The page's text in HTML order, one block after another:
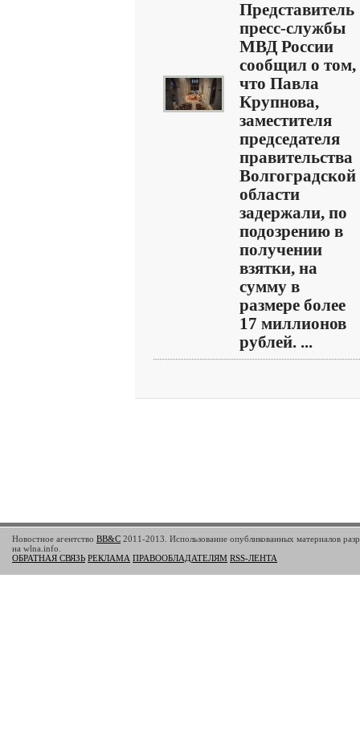
Представитель
пресс-службы
МВД России
сообщил о том,
что Павла
Крупнова,
заместителя
председателя
правительства
Волгоградской
области
задержали, по
подозрению в
получении
взятки, на
сумму в
размере более
17 миллионов
рублей. ...
Новостное агентство BB&C 2011-2013. Использование опубликованных материалов
на wlna.info.
ОБРАТНАЯ СВЯЗЬ РЕКЛАМА ПРАВООБЛАДАТЕЛЯМ RSS-ЛЕНТА